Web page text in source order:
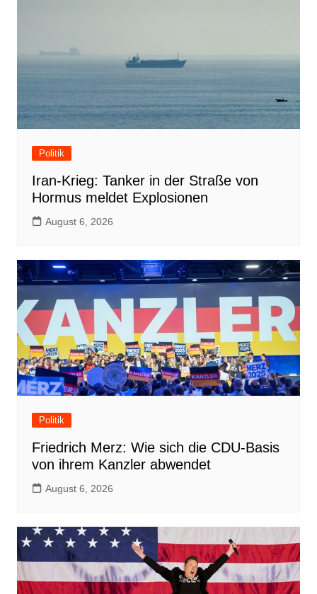
Politik
Iran-Krieg: Tanker in der Straße von
Hormus meldet Explosionen
August 6, 2026
Politik
Friedrich Merz: Wie sich die CDU-Basis
von ihrem Kanzler abwendet
August 6, 2026